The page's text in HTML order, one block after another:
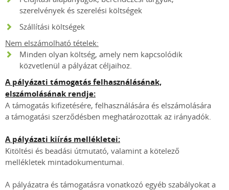
szerelvények és szerelési költségek
Szállítási költségek
Nem elszámolható tételek:
Minden olyan költség, amely nem kapcsolódik
közvetlenül a pályázat céljaihoz.
A pályázati támogatás felhasználásának,
elszámolásának rendje:
A támogatás kifizetésére, felhasználására és elszámolására
a támogatási szerződésben meghatározottak az irányadók.
A pályázati kiírás mellékletei:
Kitöltési és beadási útmutató, valamint a kötelező
mellékletek mintadokumentumai.
A pályázatra és támogatásra vonatkozó egyéb szabályokat a